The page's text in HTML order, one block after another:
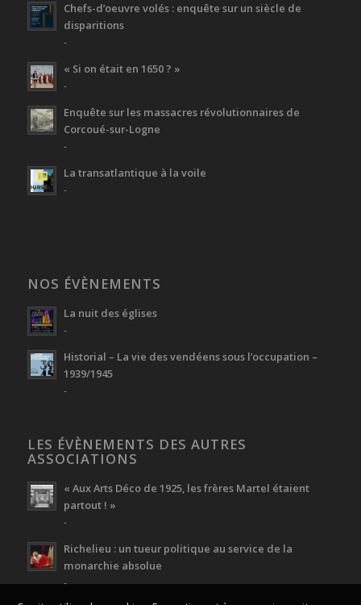
Chefs-d’oeuvre volés : enquête sur un siècle de
disparitions
-
« Si on était en 1650 ? »
-
Enquête sur les massacres révolutionnaires de
Corcoué-sur-Logne
-
La transatlantique à la voile
-
NOS ÉVÈNEMENTS
La nuit des églises
-
Historial – La vie des vendéens sous l’occupation –
1939/1945
-
LES ÉVÈNEMENTS DES AUTRES
ASSOCIATIONS
« Aux Arts Déco de 1925, les frères Martel étaient
partout ! »
-
Richelieu : un tueur politique au service de la
monarchie absolue
-